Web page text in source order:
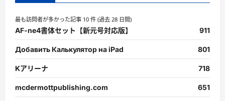
最も訪問者が多かった記事 10 件 (過去 28 日間)
AF-ne4書体セット【新元号対応版】 911
Добавить Калькулятор на iPad 801
Kアリーナ 718
mcdermottpublishing.com 651